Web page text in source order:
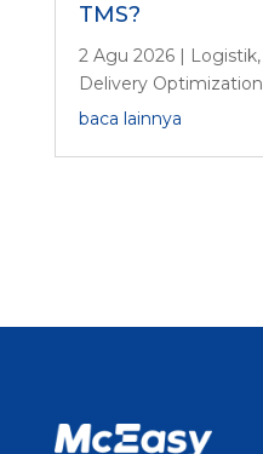
TMS?
2 Agu 2026| Logistik,
Delivery Optimization
baca lainnya